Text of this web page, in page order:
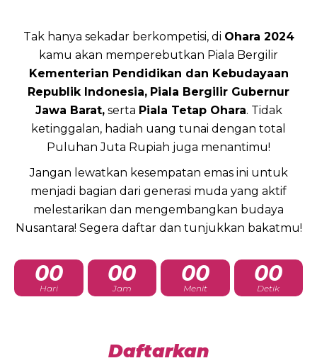
Tak hanya sekadar berkompetisi, di Ohara 2024
kamu akan memperebutkan Piala Bergilir
Kementerian Pendidikan dan Kebudayaan
Republik Indonesia, Piala Bergilir Gubernur
Jawa Barat,serta Piala Tetap Ohara. Tidak
ketinggalan, hadiah uang tunai dengan total
Puluhan Juta Rupiah juga menantimu!
Jangan lewatkan kesempatan emas ini untuk
menjadi bagian dari generasi muda yang aktif
melestarikan dan mengembangkan budaya
Nusantara! Segera daftar dan tunjukkan bakatmu!
00
Hari
00
Jam
00
Menit
00
Detik
Daftarkan